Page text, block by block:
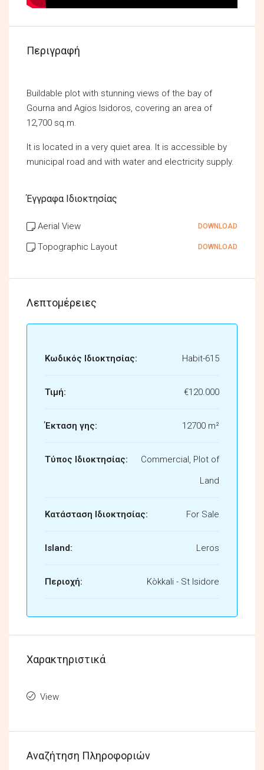
Περιγραφή
Buildable plot with stunning views of the bay of
Gourna and Agios Isidoros, covering an area of
12,700 sq.m.
It is located in a very quiet area. It is accessible by
municipal road and with water and electricity supply.
Έγγραφα Ιδιοκτησίας
Aerial View DOWNLOAD
Topographic Layout DOWNLOAD
Λεπτομέρειες
Κωδικός Ιδιοκτησίας: Habit-615
Τιμή: €120.000
Έκταση γης: 12700 m²
Τύπος Ιδιοκτησίας:
Commercial, Plot of
Land
Κατάσταση Ιδιοκτησίας: For Sale
Island: Leros
Περιοχή: Kòkkali - St Isidore
Χαρακτηριστικά
View
Αναζήτηση Πληροφοριών